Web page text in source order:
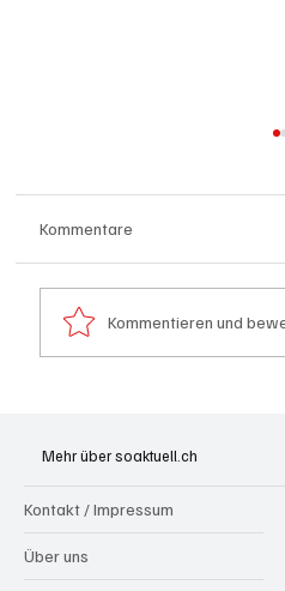
Briefpost wird 2027
Kommentare
Kommentieren und
Mehr über soaktuell.ch
Kontakt / Impressum
Über uns